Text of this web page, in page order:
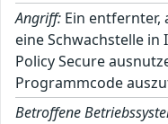
Angriff: Ein
eine Schwachstelle in
Policy Secure
Programmcode
Betroffene